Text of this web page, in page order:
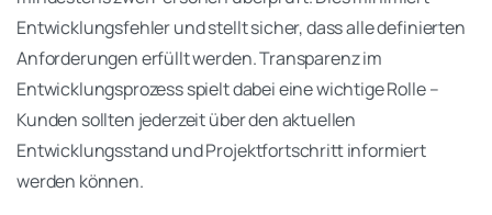
Entwicklungsfehler und stellt sicher, dass alle definierten
Anforderungen erfüllt werden. Transparenz im
Entwicklungsprozess spielt dabei eine wichtige Rolle –
Kunden sollten jederzeit über den aktuellen
Entwicklungsstand und Projektfortschritt informiert
werden können.